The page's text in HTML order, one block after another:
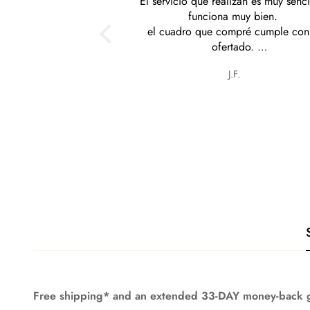
Olga graciela Cabrera torales
Free shipping* and an extended 33-DAY money-back